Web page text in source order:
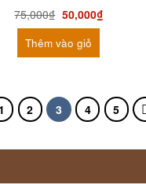
75,000₫ 50,000₫
Thêm vào giỏ
1 2 3 4 5